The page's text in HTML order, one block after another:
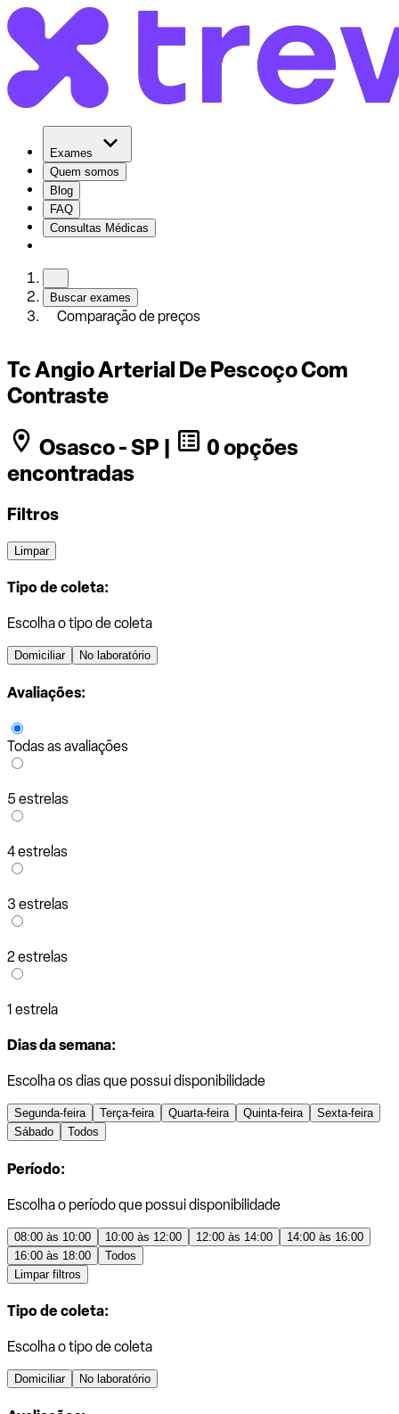
Exames
Quem somos
Blog
FAQ
Consultas Médicas
Buscar exames
Comparação de preços
Tc Angio Arterial De Pescoço Com
Contraste
Osasco - SP |
0 opções
encontradas
Filtros
Limpar
Tipo de coleta:
Escolha o tipo de coleta
Domiciliar No laboratório
Avaliações:
Todas as avaliações
5 estrelas
4 estrelas
3 estrelas
2 estrelas
1 estrela
Dias da semana:
Escolha os dias que possui disponibilidade
Segunda-feira Terça-feira Quarta-feira Quinta-feira
Sexta-feira
Sábado
Todos
Período:
Escolha o período que possui disponibilidade
08:00 às 10:00 10:00 às 12:00 12:00 às 14:00
14:00 às 16:00
16:00 às 18:00
Todos
Limpar filtros
Tipo de coleta:
Escolha o tipo de coleta
Domiciliar No laboratório